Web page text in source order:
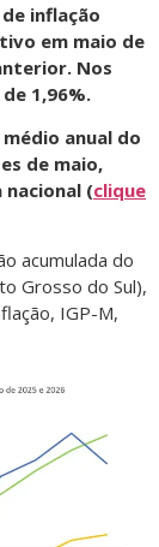
inflação
em maio de
Nos
1,96%.
anual do
de maio,
nacional (clique
acumulada do
Grosso do Sul),
IGP-M,